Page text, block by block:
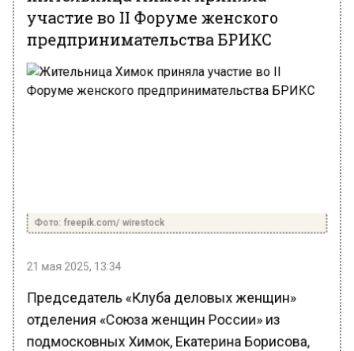
участие во II Форуме женского
предпринимательства БРИКС
Фото: freepik.com/ wirestock
21 мая 2025, 13:34
Председатель «Клуба деловых женщин»
отделения «Союза женщин России» из
подмосковных Химок, Екатерина Борисова,